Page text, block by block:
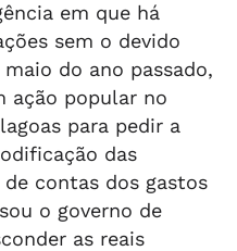
em que há
sem o devido
do ano passado,
ação popular no
para pedir a
das
contas dos gastos
o governo de
as reais